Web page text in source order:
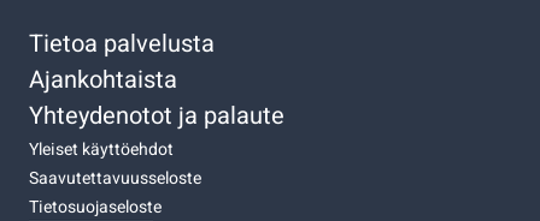
Tietoa palvelusta
Ajankohtaista
Yhteydenotot ja palaute
Yleiset käyttöehdot
Saavutettavuusseloste
Tietosuojaseloste